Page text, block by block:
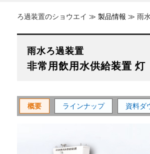
ろ過装置のショウエイ ≫ 製品情報 ≫ 雨
雨水ろ過装置
非常用飲用水供給装置 灯
概要 ラインナップ 資料ダ